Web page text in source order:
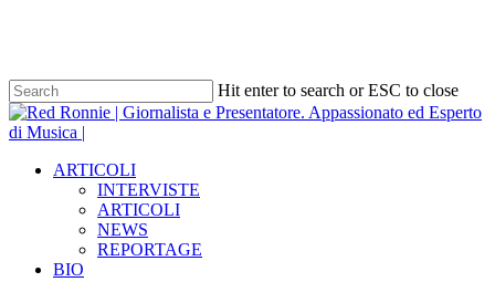
content
Hit enter to search or ESC to close
Close
Search
Menu
ARTICOLI
INTERVISTE
ARTICOLI
NEWS
REPORTAGE
BIO